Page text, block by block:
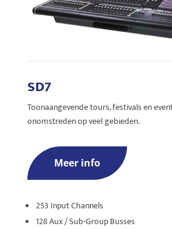
SD7
Toonaangevende tours, festivals en
onomstreden op veel gebieden.
Meer info
253 Input Channels
128 Aux / Sub-Group Busses